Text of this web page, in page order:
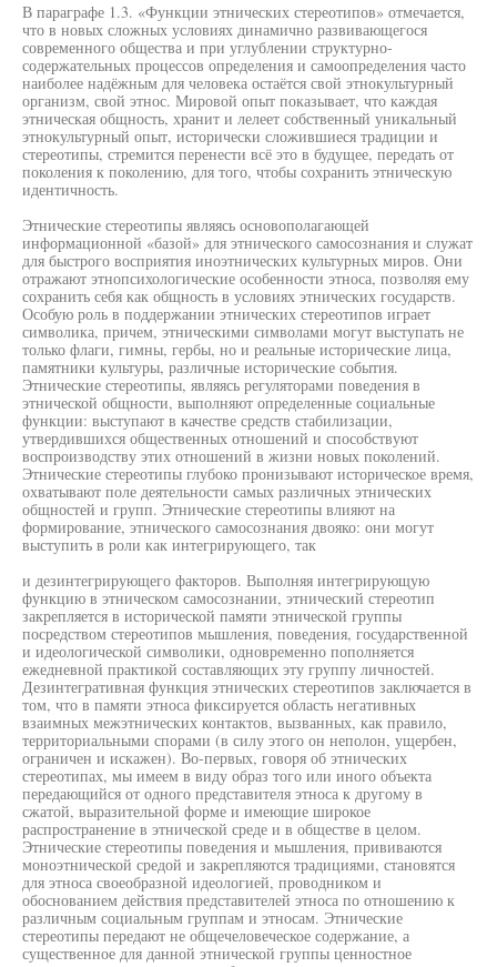
В параграфе 1.3. «Функции этнических стереотипов» отмечается,
что в новых сложных условиях динамично развивающегося
современного общества и при углублении структурно-
содержательных процессов определения и самоопределения часто
наиболее надёжным для человека остаётся свой этнокультурный
организм, свой этнос. Мировой опыт показывает, что каждая
этническая общность, хранит и лелеет собственный уникальный
этнокультурный опыт, исторически сложившиеся традиции и
стереотипы, стремится перенести всё это в будущее, передать от
поколения к поколению, для того, чтобы сохранить этническую
идентичность.
Этнические стереотипы являясь основополагающей
информационной «базой» для этнического самосознания и служат
для быстрого восприятия иноэтнических культурных миров. Они
отражают этнопсихологические особенности этноса, позволяя ему
сохранить себя как общность в условиях этнических государств.
Особую роль в поддержании этнических стереотипов играет
символика, причем, этническими символами могут выступать не
только флаги, гимны, гербы, но и реальные исторические лица,
памятники культуры, различные исторические события.
Этнические стереотипы, являясь регуляторами поведения в
этнической общности, выполняют определенные социальные
функции: выступают в качестве средств стабилизации,
утвердившихся общественных отношений и способствуют
воспроизводству этих отношений в жизни новых поколений.
Этнические стереотипы глубоко пронизывают историческое время,
охватывают поле деятельности самых различных этнических
общностей и групп. Этнические стереотипы влияют на
формирование, этнического самосознания двояко: они могут
выступить в роли как интегрирующего, так
и дезинтегрирующего факторов. Выполняя интегрирующую
функцию в этническом самосознании, этнический стереотип
закрепляется в исторической памяти этнической группы
посредством стереотипов мышления, поведения, государственной
и идеологической символики, одновременно пополняется
ежедневной практикой составляющих эту группу личностей.
Дезинтегративная функция этнических стереотипов заключается в
том, что в памяти этноса фиксируется область негативных
взаимных межэтнических контактов, вызванных, как правило,
территориальными спорами (в силу этого он неполон, ущербен,
ограничен и искажен). Во-первых, говоря об этнических
стереотипах, мы имеем в виду образ того или иного объекта
передающийся от одного представителя этноса к другому в
сжатой, выразительной форме и имеющие широкое
распространение в этнической среде и в обществе в целом.
Этнические стереотипы поведения и мышления, прививаются
моноэтнической средой и закрепляются традициями, становятся
для этноса своеобразной идеологией, проводником и
обоснованием действия представителей этноса по отношению к
различным социальным группам и этносам. Этнические
стереотипы передают не общечеловеческое содержание, а
существенное для данной этнической группы ценностное